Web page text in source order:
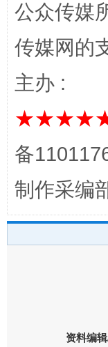
完善运行机
公众传媒
传媒网的
主办 :
备
制作采编
资料编